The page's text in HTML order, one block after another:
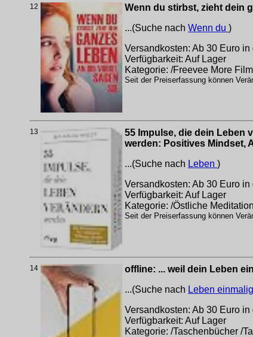
12
Wenn du stirbst, zieht dein
...(Suche nach Wenn du )
Versandkosten: Ab 30 Euro
Verfügbarkeit: Auf Lager
Kategorie: /Freevee More
Seit der Preiserfassung können
13
55 Impulse, die dein Leben
werden: Positives Mindset,
...(Suche nach Leben )
Versandkosten: Ab 30 Euro
Verfügbarkeit: Auf Lager
Kategorie: /Östliche
Seit der Preiserfassung können
14
offline: ... weil dein Leben
...(Suche nach Leben einmalig
Versandkosten: Ab 30 Euro
Verfügbarkeit: Auf Lager
Kategorie: /Taschenbücher /